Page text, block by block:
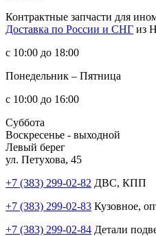
Контрактные запчасти для
Доставка по России и СНГ из
с 10:00 до 18:00
Понедельник – Пятница
с 10:00 до 16:00
Суббота
Воскресенье - выходной
Левый берег
ул. Петухова, 45
+7 (383) 299-02-82 ДВС, КПП
+7 (383) 299-02-83 Кузовное,
+7 (383) 299-02-84 Детали